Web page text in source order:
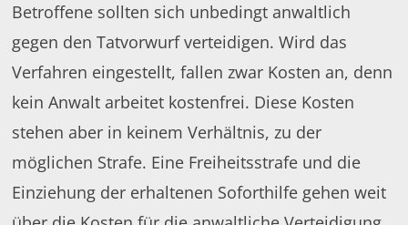
Betroffene sollten sich unbedingt anwaltlich
gegen den Tatvorwurf verteidigen. Wird das
Verfahren eingestellt, fallen zwar Kosten an, denn
kein Anwalt arbeitet kostenfrei. Diese Kosten
stehen aber in keinem Verhältnis, zu der
möglichen Strafe. Eine Freiheitsstrafe und die
Einziehung der erhaltenen Soforthilfe gehen weit